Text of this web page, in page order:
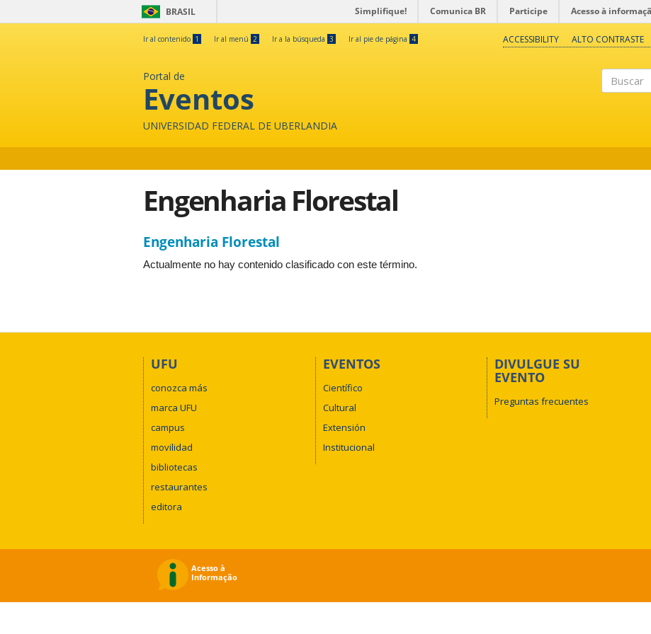
BRASIL Simplifique! Comunica BR Participe Acesso à
Ir al contenido 1 Ir al menú 2 Ir a la búsqueda 3 Ir al pie de página 4 ACCESSIBILITY ALTO CONTRASTE
Portal de
Eventos
UNIVERSIDAD FEDERAL DE UBERLANDIA
Engenharia Florestal
Engenharia Florestal
Actualmente no hay contenido clasificado con este término.
UFU
conozca más
marca UFU
campus
movilidad
bibliotecas
restaurantes
editora
EVENTOS
Científico
Cultural
Extensión
Institucional
DIVULGUE SU
EVENTO
Preguntas frecuentes